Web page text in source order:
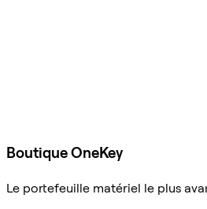
Boutique OneKey
Le portefeuille matériel le plus